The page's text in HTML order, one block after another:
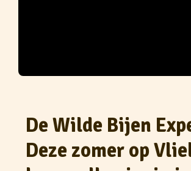
De Wilde Bijen
Deze zomer op